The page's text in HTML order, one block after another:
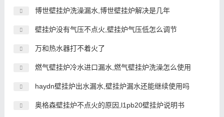
博世壁挂炉洗澡漏水,博世壁挂炉解决是几年
壁挂炉没有气压不点火,壁挂炉气压低怎么调节
万和热水器打不着火了
燃气壁挂炉冷水进口漏水,燃气壁挂炉洗澡怎么使用
haydn壁挂炉出水漏水,壁挂炉漏水还能继续使用吗
奥格森壁挂炉不点火的原因,l1pb20壁挂炉说明书